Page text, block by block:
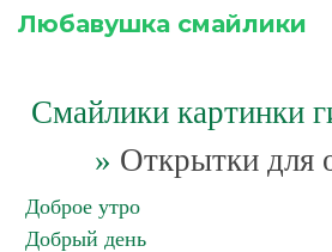
Любавушка смайлики
Смайлики картинки
» Открытки для
Доброе утро
Добрый день